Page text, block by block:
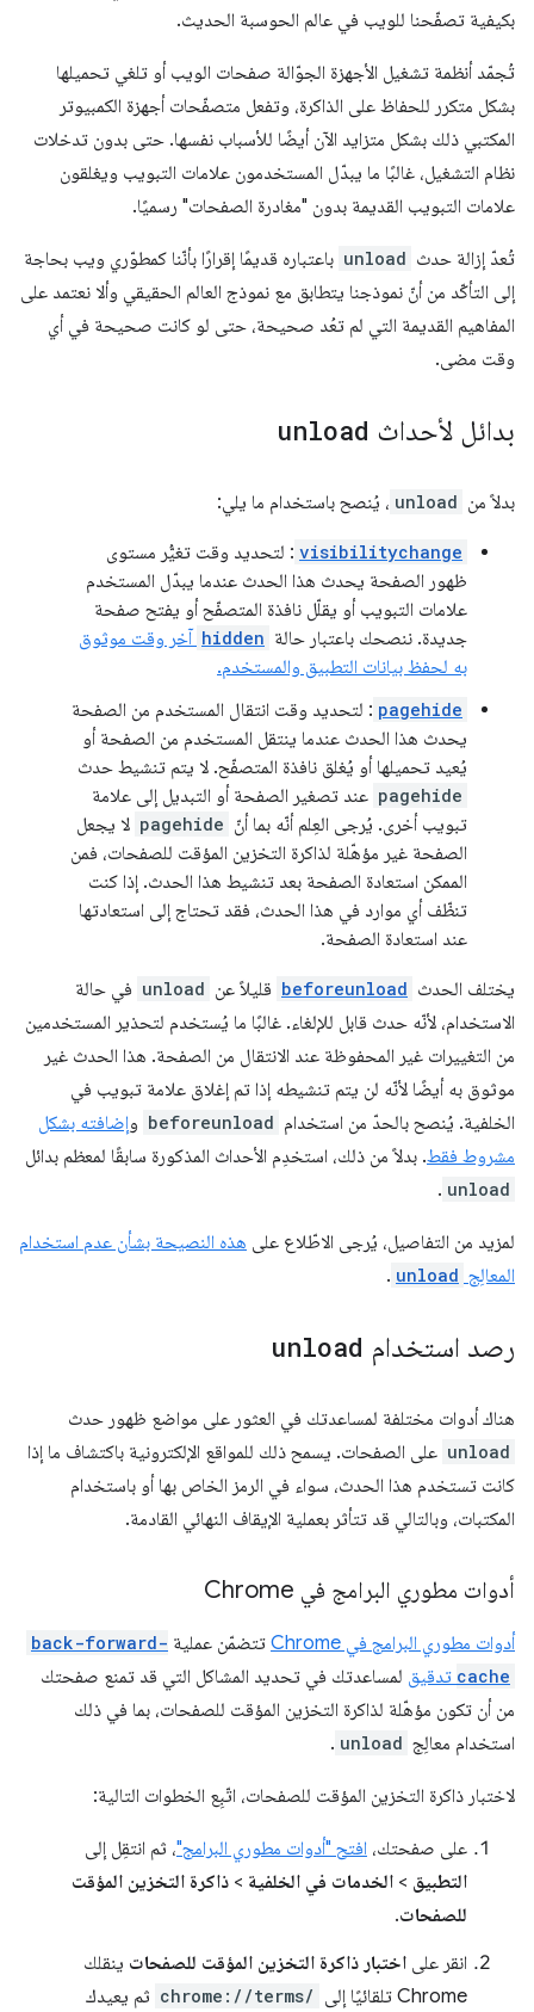
بكيفية تصفّحنا للويب في عالم الحوسبة الحديث.
تُجمّد أنظمة تشغيل الأجهزة الجوّالة صفحات الويب أو تلغي تحميلها
بشكل متكرر للحفاظ على الذاكرة، وتفعل متصفّحات أجهزة الكمبيوتر
المكتبي ذلك بشكل متزايد الآن أيضًا للأسباب نفسها. حتى بدون تدخلات
نظام التشغيل، غالبًا ما يبدّل المستخدمون علامات التبويب ويغلقون
علامات التبويب القديمة بدون "مغادرة الصفحات" رسميًا.
تُعدّ إزالة حدث unload باعتباره قديمًا إقرارًا بأنّنا كمطوّري ويب بحاجة
إلى التأكّد من أنّ نموذجنا يتطابق مع نموذج العالم الحقيقي وألا نعتمد على
المفاهيم القديمة التي لم تعُد صحيحة، حتى لو كانت صحيحة في أي
وقت مضى.
بدائل لأحداث unload
بدلاً من unload ، يُنصح باستخدام ما يلي:
visibilitychange : لتحديد وقت تغيُّر مستوى
ظهور الصفحة يحدث هذا الحدث عندما يبدّل المستخدم
علامات التبويب أو يقلّل نافذة المتصفّح أو يفتح صفحة
جديدة. ننصحك باعتبار حالة hidden آخر وقت موثوق
به لحفظ بيانات التطبيق والمستخدم.
pagehide : لتحديد وقت انتقال المستخدم من الصفحة
يحدث هذا الحدث عندما ينتقل المستخدم من الصفحة أو
يُعيد تحميلها أو يُغلق نافذة المتصفّح. لا يتم تنشيط حدث
pagehide عند تصغير الصفحة أو التبديل إلى علامة
تبويب أخرى. يُرجى العِلم أنّه بما أنّ pagehide لا يجعل
الصفحة غير مؤهّلة لذاكرة التخزين المؤقت للصفحات، فمن
الممكن استعادة الصفحة بعد تنشيط هذا الحدث. إذا كنت
تنظّف أي موارد في هذا الحدث، فقد تحتاج إلى استعادتها
عند استعادة الصفحة.
يختلف الحدث beforeunload قليلاً عن unload في حالة
الاستخدام، لأنّه حدث قابل للإلغاء. غالبًا ما يُستخدم لتحذير المستخدمين
من التغييرات غير المحفوظة عند الانتقال من الصفحة. هذا الحدث غير
موثوق به أيضًا لأنّه لن يتم تنشيطه إذا تم إغلاق علامة تبويب في
الخلفية. يُنصح بالحدّ من استخدام beforeunload وإضافته بشكل
مشروط فقط. بدلاً من ذلك، استخدِم الأحداث المذكورة سابقًا لمعظم بدائل
unload
.
لمزيد من التفاصيل، يُرجى الاطّلاع على هذه النصيحة بشأن عدم استخدام
المعالِج unload
.
رصد استخدام unload
هناك أدوات مختلفة لمساعدتك في العثور على مواضع ظهور حدث
unload على الصفحات. يسمح ذلك للمواقع الإلكترونية باكتشاف ما إذا
كانت تستخدم هذا الحدث، سواء في الرمز الخاص بها أو باستخدام
المكتبات، وبالتالي قد تتأثر بعملية الإيقاف النهائي القادمة.
أدوات مطوري البرامج في Chrome
أدوات مطوري البرامج في Chrome تتضمّن عملية back-forward-
cache تدقيق لمساعدتك في تحديد المشاكل التي قد تمنع صفحتك
من أن تكون مؤهّلة لذاكرة التخزين المؤقت للصفحات، بما في ذلك
استخدام معالِج unload
.
لاختبار ذاكرة التخزين المؤقت للصفحات، اتّبِع الخطوات التالية:
على صفحتك، افتح "أدوات مطوري البرامج"، ثم انتقِل إلى
التطبيق > الخدمات في الخلفية > ذاكرة التخزين المؤقت
للصفحات.
انقر على اختبار ذاكرة التخزين المؤقت للصفحات ينقلك
Chrome تلقائيًا إلى
chrome://terms/ ثم يعيدك